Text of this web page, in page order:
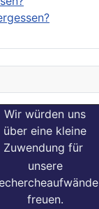
Wir würden uns
über eine kleine
Zuwendung für
unsere
freuen.